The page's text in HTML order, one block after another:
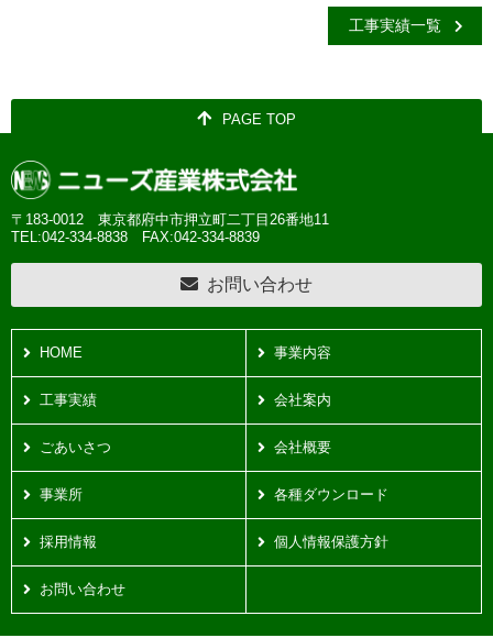
工事実績一覧
PAGE TOP
〒183-0012 東京都府中市押立町二丁目26番地11
TEL:042-334-8838
FAX:042-334-8839
お問い合わせ
HOME 事業内容
工事実績 会社案内
ごあいさつ 会社概要
事業所 各種ダウンロード
採用情報 個人情報保護方針
お問い合わせ